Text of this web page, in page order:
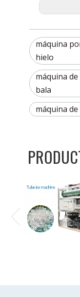
máquina
hielo
máquina
bala
máquina